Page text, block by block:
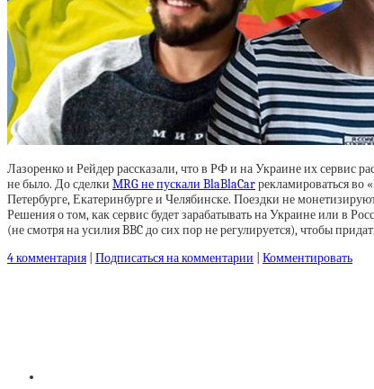
Лазоренко и Рейдер рассказали, что в РФ и на Украине их сервис
не было. До сделки MRG не пускали BlaBlaCarрекламироваться во
Петербурге, Екатеринбурге и Челябинске. Поездки не
Решения о том, как сервис будет зарабатывать на Украине или в
(не смотря на усилия BBC до сих пор не регулируется), чтобы
4 комментария Подписаться на комментарии
Комментировать